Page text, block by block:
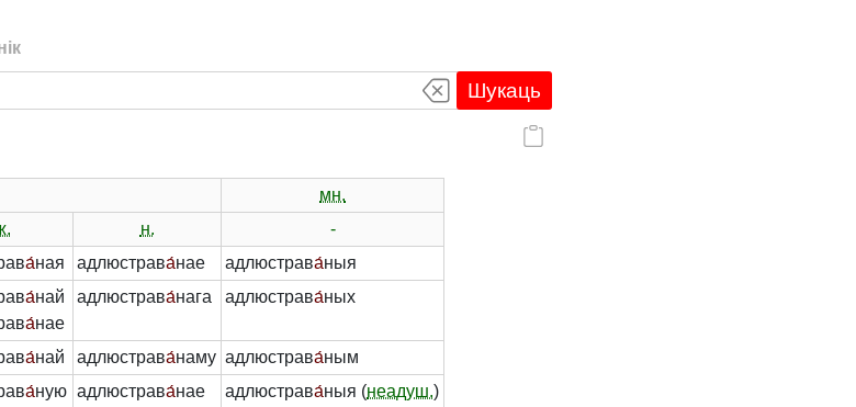
Шукаць
мн.
н.
-
а́ная адлюстрава́нае адлюстрава́ныя
а́най
а́нае
адлюстрава́нага адлюстрава́ных
а́най адлюстрава́наму адлюстрава́ным
а́ную адлюстрава́нае адлюстрава́ныя (неадуш.)